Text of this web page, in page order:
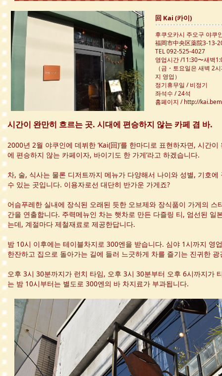
回 Kai (카이)
후쿠오카시 주오구 야쿠
福岡市中央区薬院3-13-
TEL 092-525-4027
영업시간 /11:30〜새벽
（금・토요일은 새벽 2
지 영업）
정기휴무일 / 비정기
좌석수 / 24석
홈페이지 / http://
시간이 완만히 흐르는 곳. 시대에 편승하지 않는 카페 겸 바.
2000년 2월 야쿠인에 데뷔한 ‘Kai(回)’를 한마디로 표현하자면, 시간이
에 편승하지 않는 카페이자, 바이기도 한 가게’라고 하겠습니다.
차, 술, 식사는 물론 디저트까지 메뉴가 다양해서 나이와 성별, 기호에
수 있는 곳입니다. 이용자로선 대단히 반가운 가게죠?
어슴푸레한 실내에 장식된 오래된 듯한 오브제와 장식품이 가게의 스
간을 연출합니다. 주력메뉴인 차는 햇차로 만든 다즐링 티, 엄선된 일
는데, 계절마다 제철재료로 제공한답니다.
밤 10시 이후에는 테이블차지로 300엔을 받습니다. 심야 1시까지 영
한잔하고 집으로 돌아가는 길에 들러 느긋하게 차를 즐기는 진귀한
오후 3시 30분까지가 런치 타임, 오후 3시 30분부터 오후 6시까지가
는 밤 10시부터는 별도로 300엔의 바 차지료가 부과됩니다.